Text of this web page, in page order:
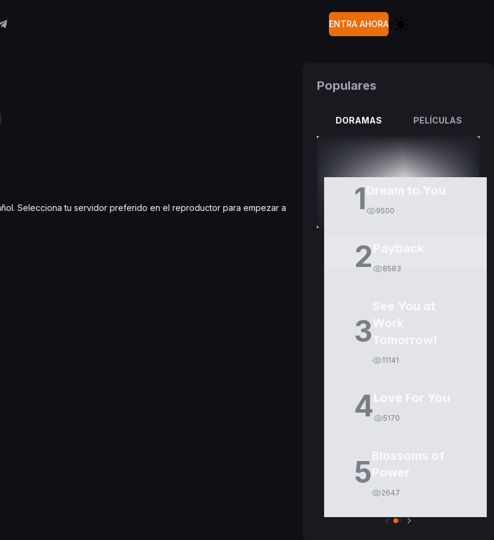
ENTRA AHORA
Selecciona tu servidor preferido en el reproductor para empezar a
Populares
DORAMAS PELÍCULAS
1 9500
2 8583
3
See You at
Work
Tomorrow!
11141
4Love For You
5170
5Blossoms of
Power
2647